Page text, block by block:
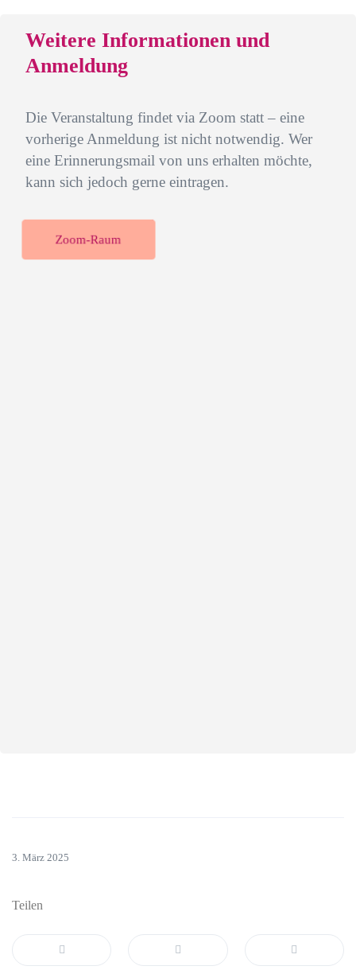
Weitere Informationen und
Anmeldung
Die Veranstaltung findet via Zoom statt – eine
vorherige Anmeldung ist nicht notwendig. Wer
eine Erinnerungsmail von uns erhalten möchte,
kann sich jedoch gerne eintragen.
Zoom-Raum
3. März 2025
Teilen